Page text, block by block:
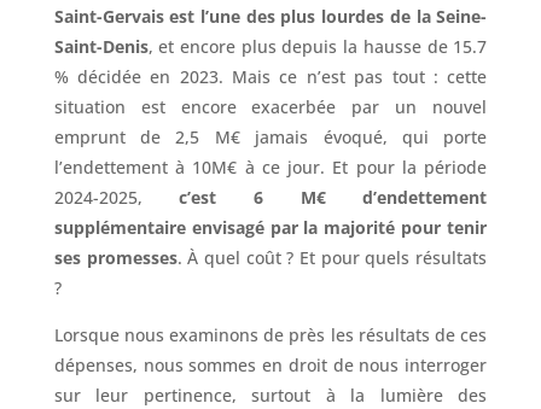
Saint-Gervais est l’une des plus lourdes de la Seine-
Saint-Denis, et encore plus depuis la hausse de 15.7
% décidée en 2023. Mais ce n’est pas tout : cette
situation est encore exacerbée par un nouvel
emprunt de 2,5 M€ jamais évoqué, qui porte
l’endettement à 10M€ à ce jour. Et pour la période
2024-2025,c’est 6 M€ d’endettement
supplémentaire envisagé par la majorité pour tenir
ses promesses. À quel coût ? Et pour quels résultats
?
Lorsque nous examinons de près les résultats de ces
dépenses, nous sommes en droit de nous interroger
sur leur pertinence, surtout à la lumière des